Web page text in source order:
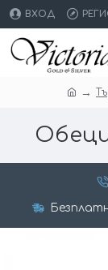
ВХОД